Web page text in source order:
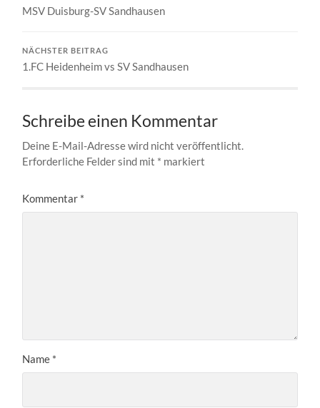
MSV Duisburg-SV Sandhausen
NÄCHSTER BEITRAG
1.FC Heidenheim vs SV Sandhausen
Schreibe einen Kommentar
Deine E-Mail-Adresse wird nicht veröffentlicht.
Erforderliche Felder sind mit * markiert
Kommentar *
Name *